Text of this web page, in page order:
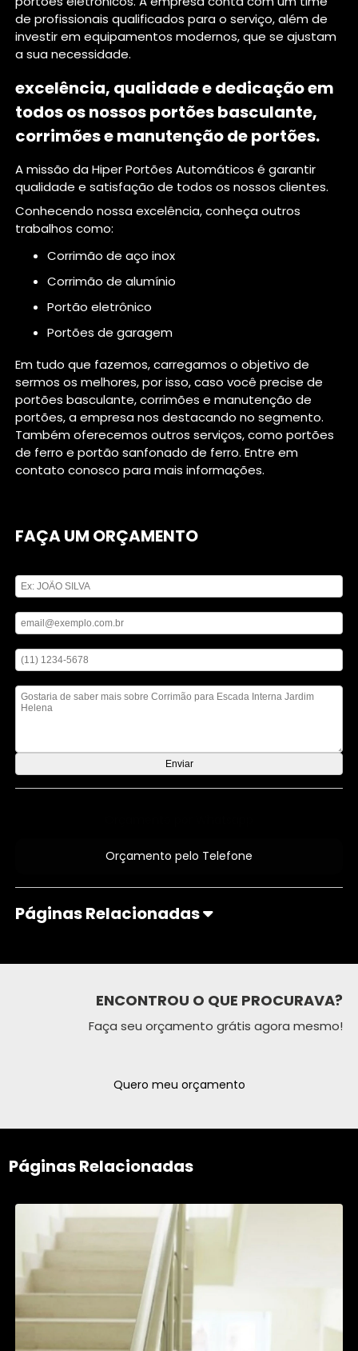
de profissionais qualificados para o serviço, além de
investir em equipamentos modernos, que se ajustam
a sua necessidade.
excelência, qualidade e dedicação em
todos os nossos portões basculante,
corrimões e manutenção de portões.
A missão da Hiper Portões Automáticos é garantir
qualidade e satisfação de todos os nossos clientes.
Conhecendo nossa excelência, conheça outros
trabalhos como:
corrimão de aço inox
corrimão de alumínio
portão eletrônico
portões de garagem
Em tudo que fazemos, carregamos o objetivo de
sermos os melhores, por isso, caso você precise de
portões basculante, corrimões e manutenção de
portões, a empresa nos destacando no segmento.
Também oferecemos outros serviços, como portões
de ferro e portão sanfonado de ferro. Entre em
contato conosco para mais informações.
FAÇA UM ORÇAMENTO
Orçamento pelo Telefone
Páginas Relacionadas
ENCONTROU O QUE PROCURAVA?
Faça seu orçamento grátis agora mesmo!
Quero meu orçamento
Páginas Relacionadas